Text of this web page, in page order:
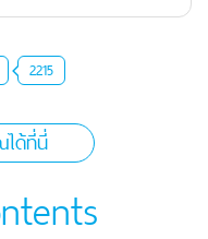
2215
ด้ที่นี่